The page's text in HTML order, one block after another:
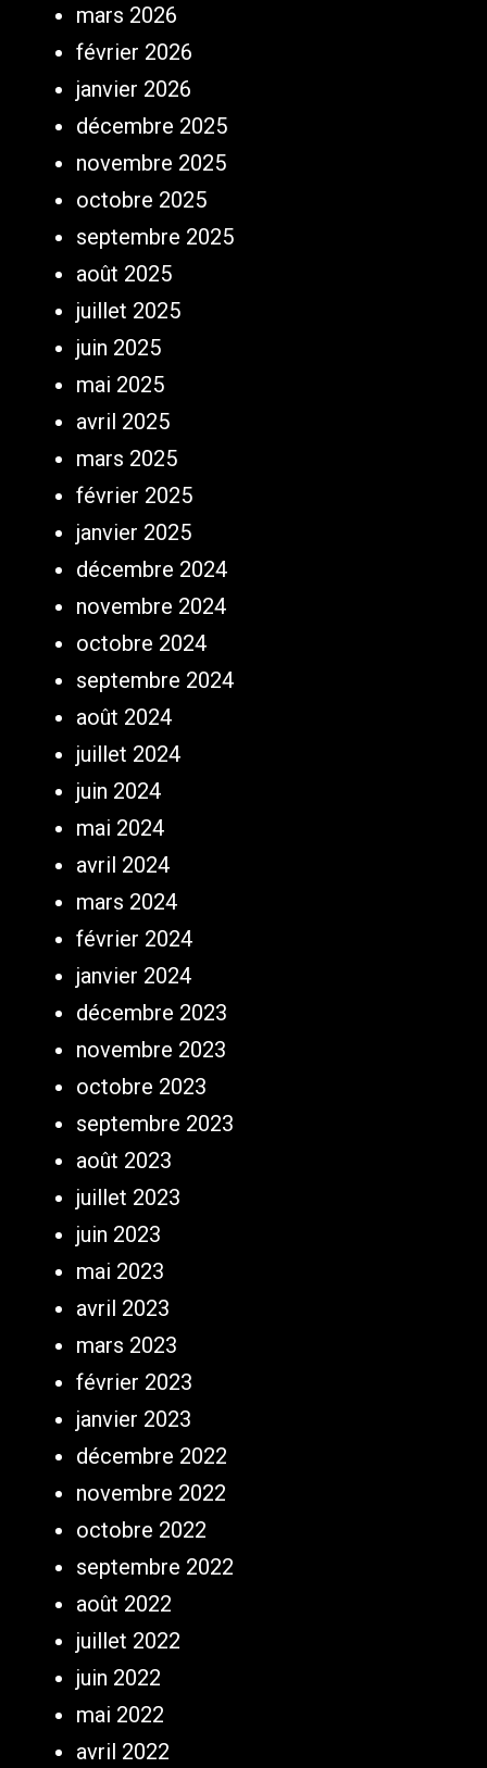
mars 2026
février 2026
janvier 2026
décembre 2025
novembre 2025
octobre 2025
septembre 2025
août 2025
juillet 2025
juin 2025
mai 2025
avril 2025
mars 2025
février 2025
janvier 2025
décembre 2024
novembre 2024
octobre 2024
septembre 2024
août 2024
juillet 2024
juin 2024
mai 2024
avril 2024
mars 2024
février 2024
janvier 2024
décembre 2023
novembre 2023
octobre 2023
septembre 2023
août 2023
juillet 2023
juin 2023
mai 2023
avril 2023
mars 2023
février 2023
janvier 2023
décembre 2022
novembre 2022
octobre 2022
septembre 2022
août 2022
juillet 2022
juin 2022
mai 2022
avril 2022